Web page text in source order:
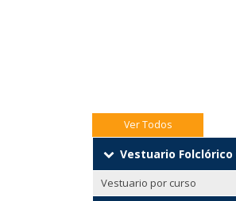
Ver Todos
Vestuario Folclórico
Vestuario por curso